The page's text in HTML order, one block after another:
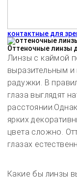
контактные для
Оттеночные линзы
Линзы с каймой
выразительным и
радужки. В
глаза выглядят
ярких
цвета сложно.
глазах
Какие бы линзы